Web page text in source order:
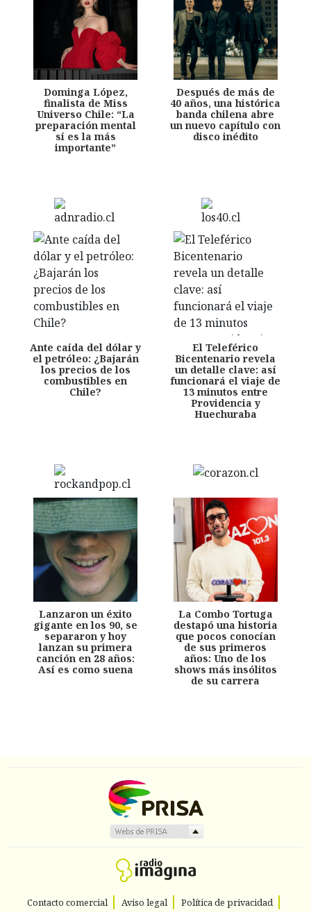
Dominga López,
finalista de Miss
Universo Chile: “La
preparación mental
sí es la más
importante”
Después de más de
40 años, una histórica
banda chilena abre
un nuevo capítulo con
disco inédito
Ante caída del dólar y
el petróleo: ¿Bajarán
los precios de los
combustibles en
Chile?
El Teleférico
Bicentenario revela
un detalle clave: así
funcionará el viaje de
13 minutos entre
Providencia y
Huechuraba
Lanzaron un éxito
gigante en los 90, se
separaron y hoy
lanzan su primera
canción en 28 años:
Así es como suena
La Combo Tortuga
destapó una historia
que pocos conocían
de sus primeros
años: Uno de los
shows más insólitos
de su carrera
Contacto comercial Aviso legal Política de privacidad